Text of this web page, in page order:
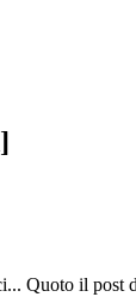
Quoto il